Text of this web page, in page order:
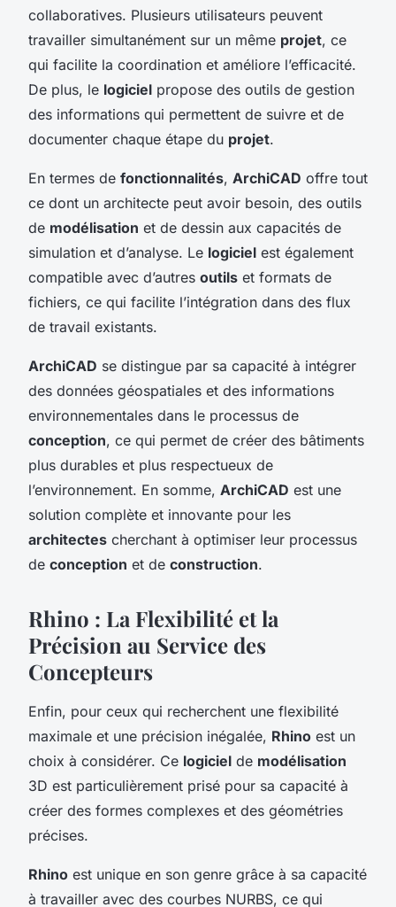
collaboratives. Plusieurs utilisateurs peuvent
travailler simultanément sur un même projet, ce
qui facilite la coordination et améliore l’efficacité.
De plus, le logiciel propose des outils de gestion
des informations qui permettent de suivre et de
documenter chaque étape du projet.
En termes de fonctionnalités, ArchiCAD offre tout
ce dont un architecte peut avoir besoin, des outils
de modélisation et de dessin aux capacités de
simulation et d’analyse. Le logiciel est également
compatible avec d’autres outils et formats de
fichiers, ce qui facilite l’intégration dans des flux
de travail existants.
ArchiCAD se distingue par sa capacité à intégrer
des données géospatiales et des informations
environnementales dans le processus de
conception, ce qui permet de créer des bâtiments
plus durables et plus respectueux de
l’environnement. En somme, ArchiCAD est une
solution complète et innovante pour les
architectes cherchant à optimiser leur processus
de conception et de construction.
Rhino : La Flexibilité et la
Précision au Service des
Concepteurs
Enfin, pour ceux qui recherchent une flexibilité
maximale et une précision inégalée, Rhino est un
choix à considérer. Ce logiciel de modélisation
3D est particulièrement prisé pour sa capacité à
créer des formes complexes et des géométries
précises.
Rhino est unique en son genre grâce à sa capacité
à travailler avec des courbes NURBS, ce qui